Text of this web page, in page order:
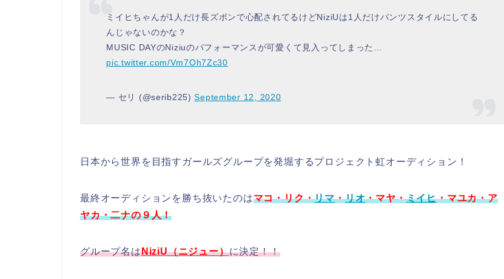
ミイヒちゃんが1人だけ長ズボンで心配されてるけどNiziUは1人だけパンツスタイルにしてる
んじゃないのかな？
MUSIC DAYのNiziuのパフォーマンスが可愛くて見入ってしまった…
pic.twitter.com/Vm7Oh7Zc30
— セリ (@serib225)September 12, 2020
日本から世界を目指すガールズグループを発堀するプロジェクト虹オーディション！
最終オーディションを勝ち抜いたのはマコ・リク・リマ・リオ・マヤ・ミイヒ・マユカ・ア
ヤカ・二ナの９人！
グループ名はNiziU（ニジュー）に決定！！